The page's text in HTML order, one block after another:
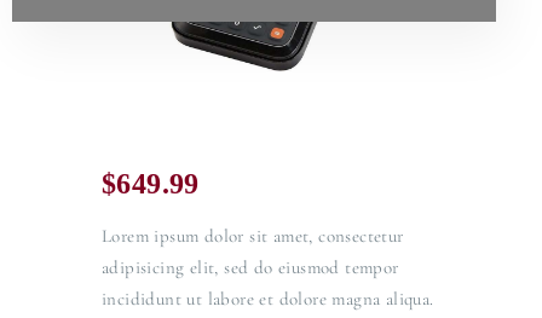
$649.99
Lorem ipsum dolor sit amet, consectetur
adipisicing elit, sed do eiusmod tempor
incididunt ut labore et dolore magna aliqua.